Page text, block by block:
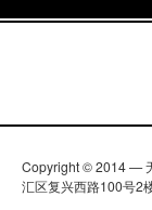
Copyright © 2014 —
汇区复兴西路100号2